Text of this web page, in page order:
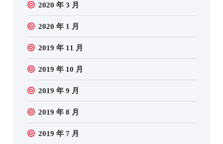
2020 年 3 月
2020 年 1 月
2019 年 11 月
2019 年 10 月
2019 年 9 月
2019 年 8 月
2019 年 7 月